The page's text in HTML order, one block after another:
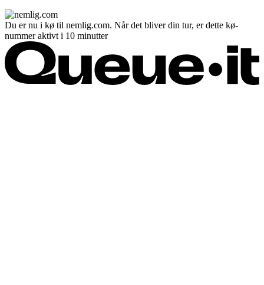
Du er nu i kø til nemlig.com. Når det bliver din tur, er dette kø-
nummer aktivt i 10 minutter